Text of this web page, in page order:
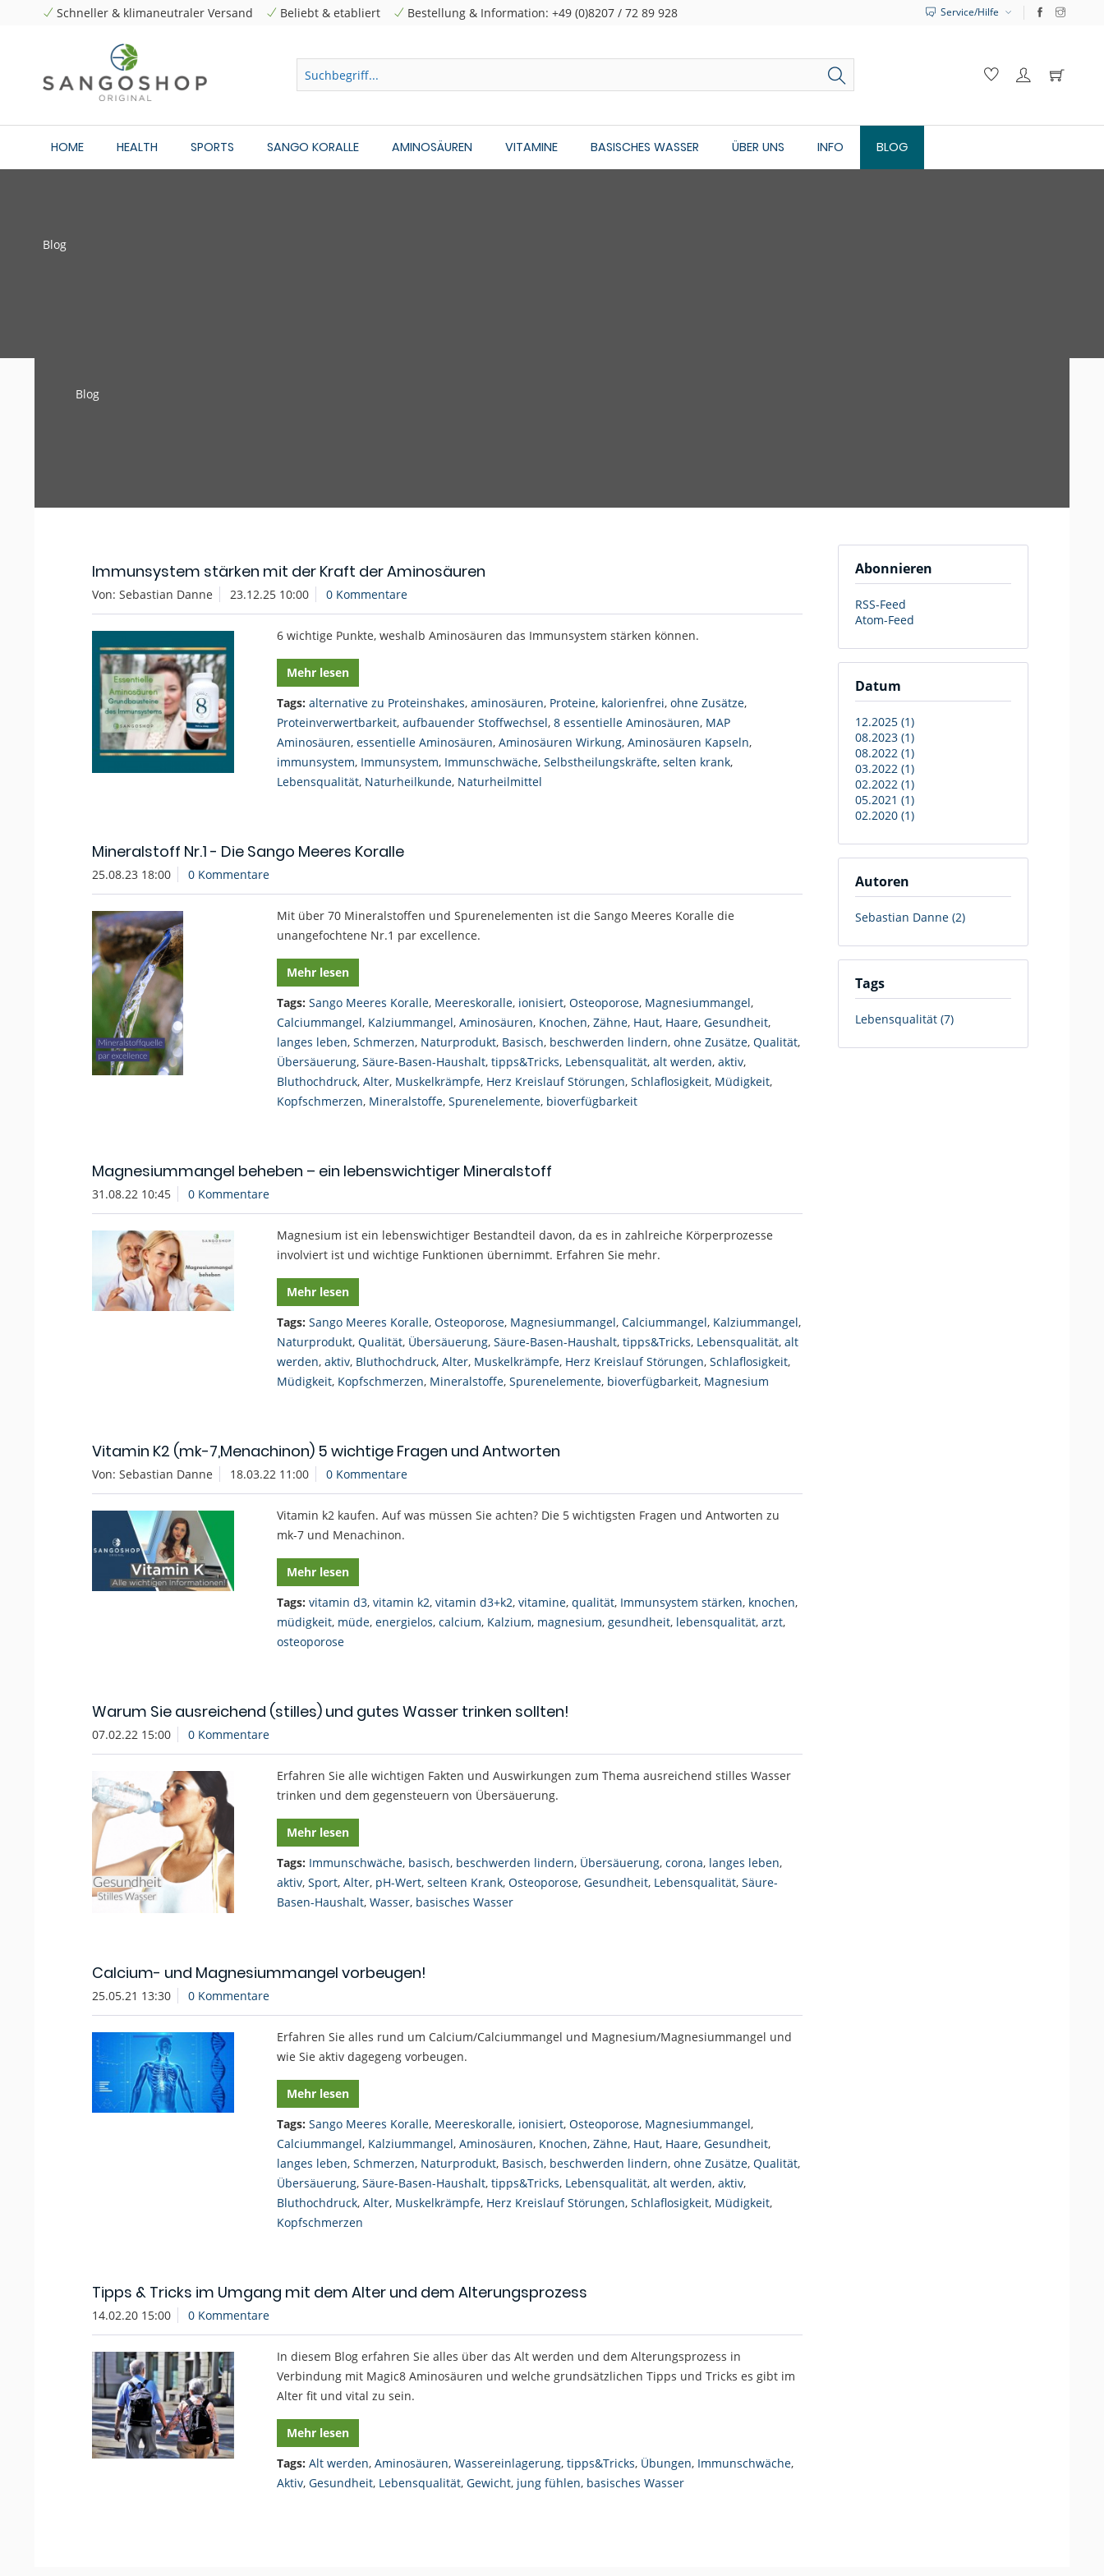
Schneller & klimaneutraler Versand Beliebt & etabliert Bestellung & Information: +49 (0)8207 / 72 89 928 Service/Hilfe
HOME HEALTH SPORTS SANGO KORALLE AMINOSÄUREN VITAMINE BASISCHES WASSER ÜBER UNS INFO BLOG
Blog
Blog
Abonnieren
RSS-Feed
Atom-Feed
Datum
12.2025 (1)
08.2023 (1)
08.2022 (1)
03.2022 (1)
02.2022 (1)
05.2021 (1)
02.2020 (1)
Autoren
Sebastian Danne (2)
Tags
Lebensqualität (7)
Immunsystem stärken mit der Kraft der Aminosäuren
Von: Sebastian Danne 23.12.25 10:00 0 Kommentare
6 wichtige Punkte, weshalb Aminosäuren das Immunsystem stärken können.
Mehr lesen
Tags: alternative zu Proteinshakes, aminosäuren, Proteine, kalorienfrei, ohne Zusätze,
Proteinverwertbarkeit, aufbauender Stoffwechsel, 8 essentielle Aminosäuren, MAP
Aminosäuren, essentielle Aminosäuren, Aminosäuren Wirkung, Aminosäuren Kapseln,
immunsystem, Immunsystem, Immunschwäche, Selbstheilungskräfte, selten krank,
Lebensqualität, Naturheilkunde, Naturheilmittel
Mineralstoff Nr.1 - Die Sango Meeres Koralle
25.08.23 18:00 0 Kommentare
Mit über 70 Mineralstoffen und Spurenelementen ist die Sango Meeres Koralle die
unangefochtene Nr.1 par excellence.
Mehr lesen
Tags: Sango Meeres Koralle, Meereskoralle, ionisiert, Osteoporose, Magnesiummangel,
Calciummangel, Kalziummangel, Aminosäuren, Knochen, Zähne, Haut, Haare, Gesundheit,
langes leben, Schmerzen, Naturprodukt, Basisch, beschwerden lindern, ohne Zusätze, Qualität,
Übersäuerung, Säure-Basen-Haushalt, tipps&Tricks, Lebensqualität, alt werden, aktiv,
Bluthochdruck, Alter, Muskelkrämpfe, Herz Kreislauf Störungen, Schlaflosigkeit, Müdigkeit,
Kopfschmerzen, Mineralstoffe, Spurenelemente, bioverfügbarkeit
Magnesiummangel beheben – ein lebenswichtiger Mineralstoff
31.08.22 10:45 0 Kommentare
Magnesium ist ein lebenswichtiger Bestandteil davon, da es in zahlreiche Körperprozesse
involviert ist und wichtige Funktionen übernimmt. Erfahren Sie mehr.
Mehr lesen
Tags: Sango Meeres Koralle, Osteoporose, Magnesiummangel, Calciummangel, Kalziummangel,
Naturprodukt, Qualität, Übersäuerung, Säure-Basen-Haushalt, tipps&Tricks, Lebensqualität, alt
werden, aktiv, Bluthochdruck, Alter, Muskelkrämpfe, Herz Kreislauf Störungen, Schlaflosigkeit,
Müdigkeit, Kopfschmerzen, Mineralstoffe, Spurenelemente, bioverfügbarkeit, Magnesium
Vitamin K2 (mk-7,Menachinon) 5 wichtige Fragen und Antworten
Von: Sebastian Danne 18.03.22 11:00 0 Kommentare
Vitamin k2 kaufen. Auf was müssen Sie achten? Die 5 wichtigsten Fragen und Antworten zu
mk-7 und Menachinon.
Mehr lesen
Tags: vitamin d3, vitamin k2, vitamin d3+k2, vitamine, qualität, Immunsystem stärken, knochen,
müdigkeit, müde, energielos, calcium, Kalzium, magnesium, gesundheit, lebensqualität, arzt,
osteoporose
Warum Sie ausreichend (stilles) und gutes Wasser trinken sollten!
07.02.22 15:00 0 Kommentare
Erfahren Sie alle wichtigen Fakten und Auswirkungen zum Thema ausreichend stilles Wasser
trinken und dem gegensteuern von Übersäuerung.
Mehr lesen
Tags: Immunschwäche, basisch, beschwerden lindern, Übersäuerung, corona, langes leben,
aktiv, Sport, Alter, pH-Wert, selteen Krank, Osteoporose, Gesundheit, Lebensqualität, Säure-
Basen-Haushalt, Wasser, basisches Wasser
Calcium- und Magnesiummangel vorbeugen!
25.05.21 13:30 0 Kommentare
Erfahren Sie alles rund um Calcium/Calciummangel und Magnesium/Magnesiummangel und
wie Sie aktiv dagegeng vorbeugen.
Mehr lesen
Tags: Sango Meeres Koralle, Meereskoralle, ionisiert, Osteoporose, Magnesiummangel,
Calciummangel, Kalziummangel, Aminosäuren, Knochen, Zähne, Haut, Haare, Gesundheit,
langes leben, Schmerzen, Naturprodukt, Basisch, beschwerden lindern, ohne Zusätze, Qualität,
Übersäuerung, Säure-Basen-Haushalt, tipps&Tricks, Lebensqualität, alt werden, aktiv,
Bluthochdruck, Alter, Muskelkrämpfe, Herz Kreislauf Störungen, Schlaflosigkeit, Müdigkeit,
Kopfschmerzen
Tipps & Tricks im Umgang mit dem Alter und dem Alterungsprozess
14.02.20 15:00 0 Kommentare
In diesem Blog erfahren Sie alles über das Alt werden und dem Alterungsprozess in
Verbindung mit Magic8 Aminosäuren und welche grundsätzlichen Tipps und Tricks es gibt im
Alter fit und vital zu sein.
Mehr lesen
Tags: Alt werden, Aminosäuren, Wassereinlagerung, tipps&Tricks, Übungen, Immunschwäche,
Aktiv, Gesundheit, Lebensqualität, Gewicht, jung fühlen, basisches Wasser